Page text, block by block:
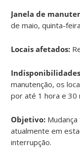
Janela de
de maio, quinta-
Locais afetados:
manutenção, os
por até 1 hora e 30
Objetivo:
atualmente em
interrupção.